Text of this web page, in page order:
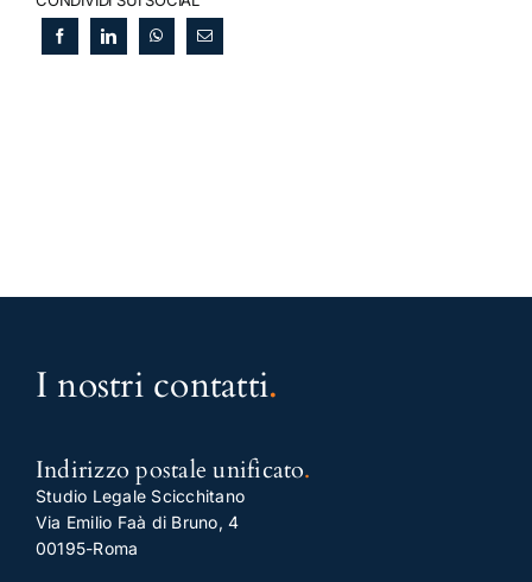
I nostri contatti.
Indirizzo postale unificato.
Studio Legale Scicchitano
Via Emilio Faà di Bruno, 4
00195-Roma